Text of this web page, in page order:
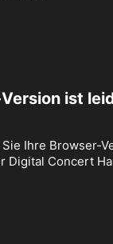
ist
Ihre Browser-
Digital Concert